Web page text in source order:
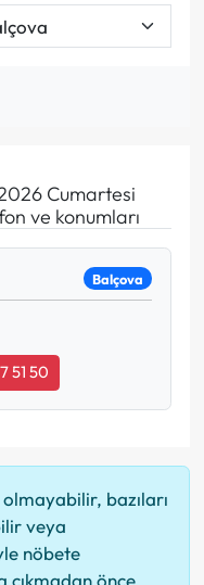
Cumartesi
ve konumları
Balçova
51 50
bazıları
veya
nöbete
çıkmadan önce